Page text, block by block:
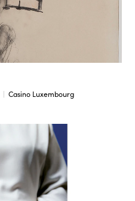
Casino Luxembourg